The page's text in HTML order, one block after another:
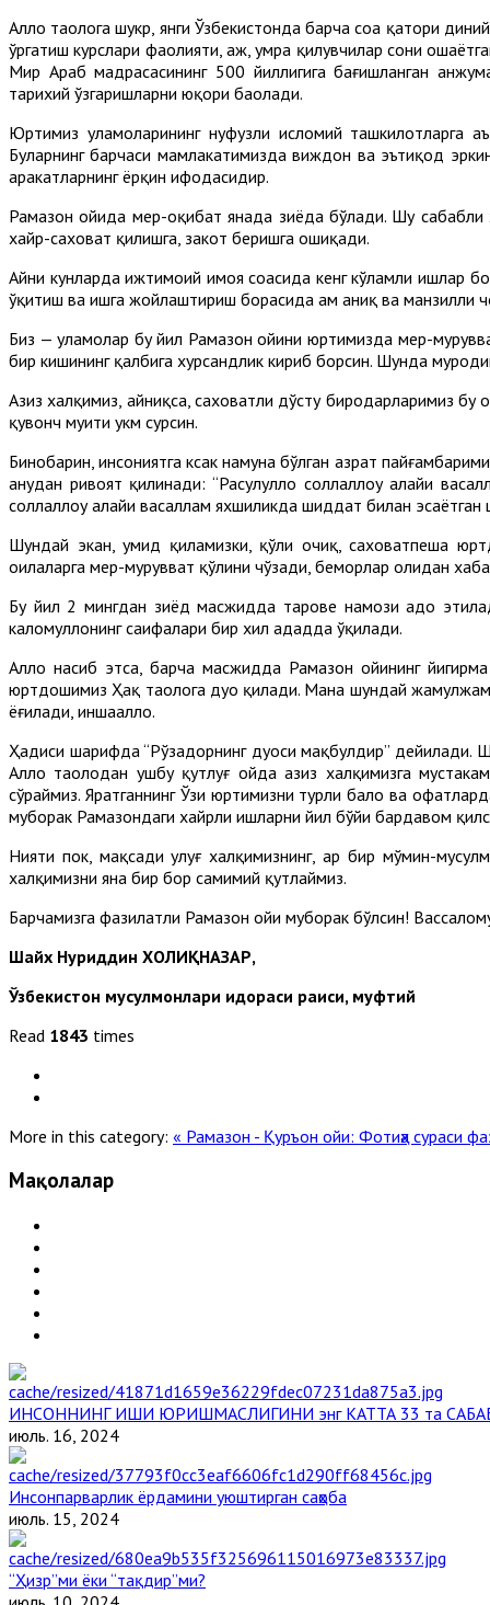
Аллоҳ таолога шукр, янги Ўзбекистонда барча соҳа қатори
ўргатиш курслари фаолияти, ҳаж, умра қилувчилар сони
Мир Араб мадрасасининг 500 йиллигига бағишланган
тарихий ўзгаришларни юқори баҳолади.
Юртимиз уламоларининг нуфузли исломий ташкилотларга
Буларнинг барчаси мамлакатимизда виждон ва эътиқод
ҳаракатларнинг ёрқин ифодасидир.
Рамазон ойида меҳр-оқибат янада зиёда бўлади. Шу сабабли
хайр-саховат қилишга, закот беришга ошиқади.
Айни кунларда ижтимоий ҳимоя соҳасида кенг кўламли ишлар
ўқитиш ва ишга жойлаштириш борасида ҳам аниқ ва
Биз — уламолар бу йил Рамазон ойини юртимизда меҳр-
бир кишининг қалбига хурсандлик кириб борсин. Шунда
Азиз халқимиз, айниқса, саховатли дўсту биродарларимиз
қувонч муҳити ҳукм сурсин.
Бинобарин, инсониятга ксак намуна бўлган ҳазрат
анҳудан ривоят қилинади: “Расулуллоҳ соллаллоҳу алайҳи
соллаллоҳу алайҳи васаллам яхшиликда шиддат билан
Шундай экан, умид қиламизки, қўли очиқ, саховатпеша
оилаларга меҳр-мурувват қўлини чўзади, беморлар ҳолидан
Бу йил 2 мингдан зиёд масжидда таровеҳ намози адо
каломуллоҳнинг саҳифалари бир хил ададда ўқилади.
Аллоҳ насиб этса, барча масжидда Рамазон ойининг
юртдошимиз Ҳақ таолога дуо қилади. Мана шундай жамулжам
ёғилади, иншааллоҳ.
Ҳадиси шарифда “Рўзадорнинг дуоси мақбулдир” дейилади.
Аллоҳ таолодан ушбу қутлуғ ойда азиз халқимизга
сўраймиз. Яратганнинг Ўзи юртимизни турли бало ва
муборак Рамазондаги хайрли ишларни йил бўйи бардавом
Нияти пок, мақсади улуғ халқимизнинг, ҳар бир мўмин-
халқимизни яна бир бор самимий қутлаймиз.
Барчамизга фазилатли Рамазон ойи муборак бўлсин! Вассалому
Шайх Нуриддин ХОЛИҚНАЗАР,
Ўзбекистон мусулмонлари идораси раиси, муфтий
Read 1843 times
More in this category: « Рамазон - Қуръон ойи: Фотиҳа сураси
Мақолалар
ИНСОННИНГ ИШИ ЮРИШМАСЛИГИНИ энг КАТТА 33 та
июль. 16, 2024
Инсонпарварлик ёрдамини уюштирган саҳоба
июль. 15, 2024
“Ҳизр”ми ёки “тақдир”ми?